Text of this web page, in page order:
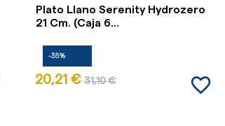
Plato Llano Serenity Hydrozero
21 Cm. (Caja 6...
-35%
20,21 € 31,10 € favorite_border